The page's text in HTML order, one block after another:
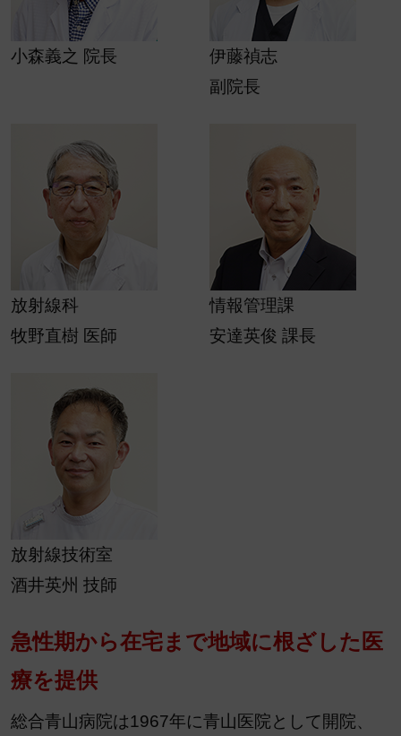
小森義之 院長
伊藤禎志
副院長
放射線科
牧野直樹 医師
情報管理課
安達英俊 課長
放射線技術室
酒井英州 技師
急性期から在宅まで地域に根ざした医
療を提供
総合青山病院は1967年に青山医院として開院、